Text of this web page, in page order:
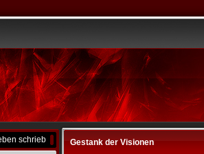
schrieb Gestank der Visionen